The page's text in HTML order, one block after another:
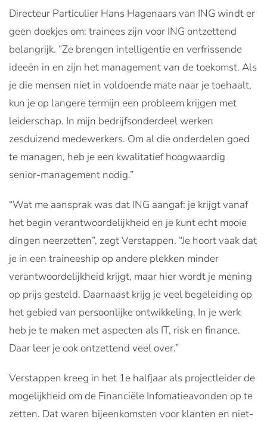
Directeur Particulier Hans Hagenaars van ING windt er
geen doekjes om: trainees zijn voor ING ontzettend
belangrijk. “Ze brengen intelligentie en verfrissende
ideeën in en zijn het management van de toekomst. Als
je die mensen niet in voldoende mate naar je toehaalt,
kun je op langere termijn een probleem krijgen met
leiderschap. In mijn bedrijfsonderdeel werken
zesduizend medewerkers. Om al die onderdelen goed
te managen, heb je een kwalitatief hoogwaardig
senior-management nodig.”
“Wat me aansprak was dat ING aangaf: je krijgt vanaf
het begin verantwoordelijkheid en je kunt echt mooie
dingen neerzetten”, zegt Verstappen. “Je hoort vaak dat
je in een traineeship op andere plekken minder
verantwoordelijkheid krijgt, maar hier wordt je mening
op prijs gesteld. Daarnaast krijg je veel begeleiding op
het gebied van persoonlijke ontwikkeling. In je werk
heb je te maken met aspecten als IT, risk en finance.
Daar leer je ook ontzettend veel over.”
Verstappen kreeg in het 1e halfjaar als projectleider de
mogelijkheid om de Financiële Infomatieavonden op te
zetten. Dat waren bijeenkomsten voor klanten en niet-